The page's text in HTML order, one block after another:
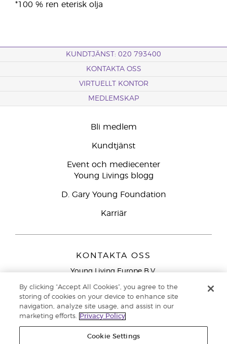
*100 % ren eterisk olja
KUNDTJÄNST: 020 793400
KONTAKTA OSS
VIRTUELLT KONTOR
MEDLEMSKAP
Bli medlem
Kundtjänst
Event och mediecenter
Young Livings blogg
D. Gary Young Foundation
Karriär
KONTAKTA OSS
Young Living Europe B.V.
9727 AJ Groningen
Nederländerna
Kundtjänst – Avgiftsfritt lokalsamtal (ej från
mobiltelefon):020 793400
By clicking “Accept All Cookies”, you agree to the
storing of cookies on your device to enhance site
navigation, analyze site usage, and assist in our
marketing efforts.
Privacy Policy
Cookie Settings